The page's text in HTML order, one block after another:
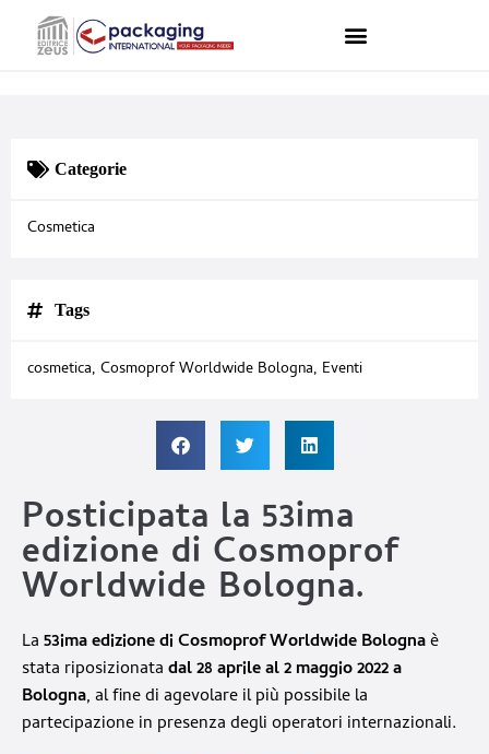
Posticipata la 53ima
edizione di Cosmoprof
Worldwide Bologna.
La53ima edizione diCosmoprof Worldwide Bolognaè
stata riposizionatadal 28 aprile al 2 maggio 2022 a
Bologna, al fine di agevolare il più possibile la
partecipazione in presenza degli operatori internazionali.
Categorie
Cosmetica
Tags
cosmetica, Cosmoprof Worldwide Bologna, Eventi